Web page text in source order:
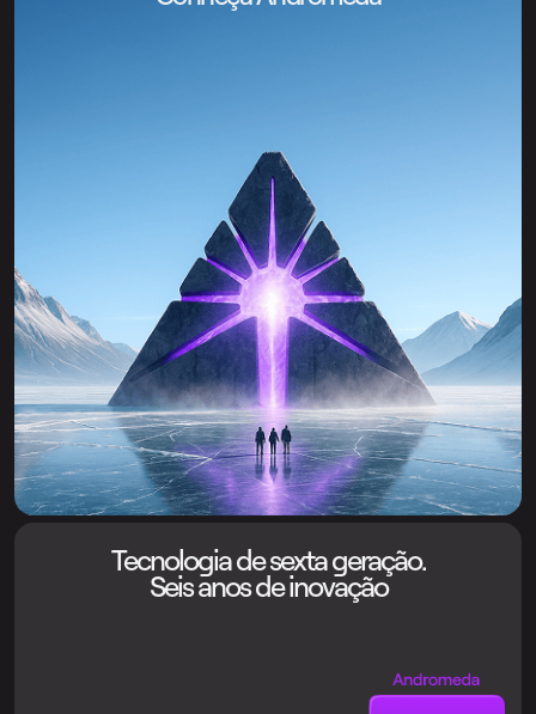
Tecnologia de sexta geração.
Seis anos de inovação